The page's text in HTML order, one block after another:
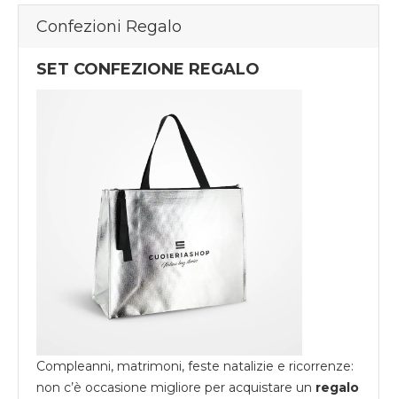
Confezioni Regalo
SET CONFEZIONE REGALO
Compleanni, matrimoni, feste natalizie e ricorrenze:
non c’è occasione migliore per acquistare un regalo